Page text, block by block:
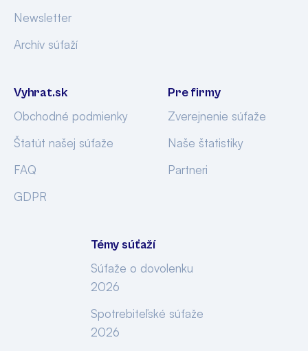
Newsletter
Archív súťaží
Vyhrat.sk
Obchodné podmienky
Štatút našej súťaže
FAQ
GDPR
Pre firmy
Zverejnenie súťaže
Naše štatistiky
Partneri
Témy súťaží
Súťaže o dovolenku
2026
Spotrebiteľské súťaže
2026